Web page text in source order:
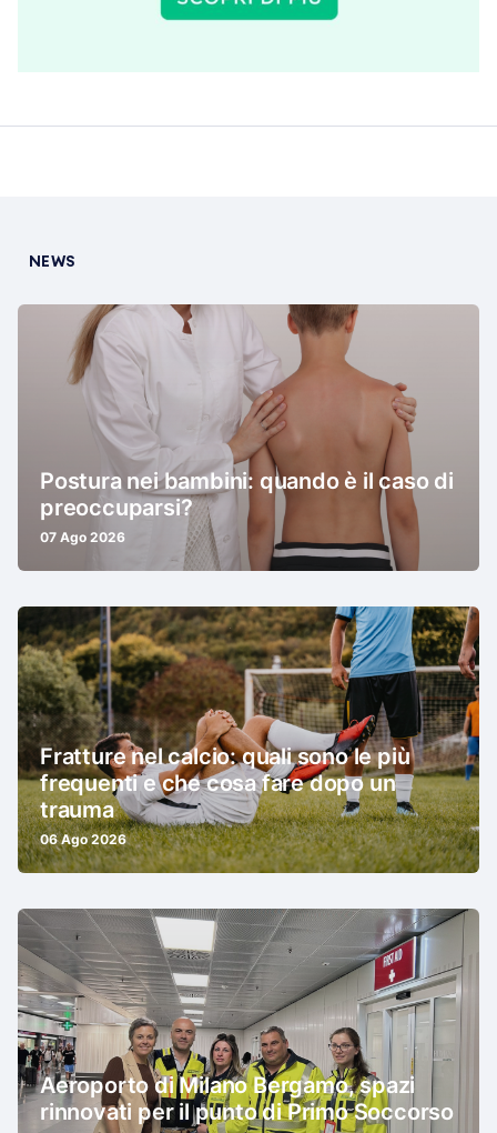
NEWS
Postura nei bambini: quando è il caso di
preoccuparsi?
07 Ago 2026
Fratture nel calcio: quali sono le più
frequenti e che cosa fare dopo un
trauma
06 Ago 2026
Aeroporto di Milano Bergamo, spazi
rinnovati per il punto di Primo Soccorso